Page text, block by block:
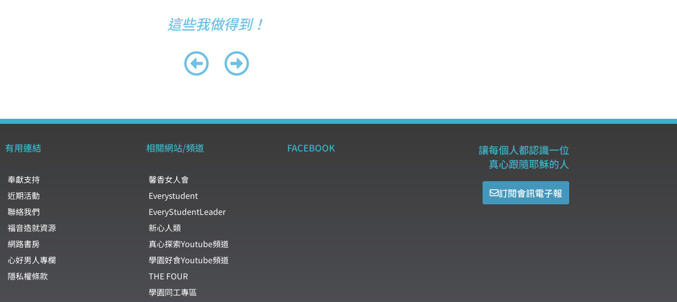
這些我做得到！
有用連結 相關網站/頻道 FACEBOOK
讓每個人都認識一位
真心跟隨耶穌的人
奉獻支持
近期活動
聯絡我們
福音造就資源
網路書房
心好男人專欄
隱私權條款
馨香女人會
Everystudent
EveryStudentLeader
新心人類
真心探索Youtube頻道
學園好食Youtube頻道
THE FOUR
學園同工專區
訂閱會訊電子報